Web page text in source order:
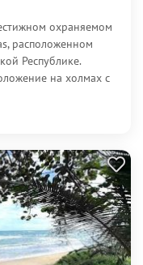
охраняемом
расположенном
Республике.
на холмах с